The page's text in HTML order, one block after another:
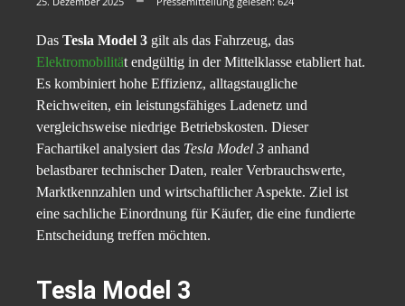
Das Tesla Model 3 gilt als das Fahrzeug, das
Elektromobilität endgültig in der Mittelklasse etabliert hat.
Es kombiniert hohe Effizienz, alltagstaugliche
Reichweiten, ein leistungsfähiges Ladenetz und
vergleichsweise niedrige Betriebskosten. Dieser
Fachartikel analysiert das Tesla Model 3 anhand
belastbarer technischer Daten, realer Verbrauchswerte,
Marktkennzahlen und wirtschaftlicher Aspekte. Ziel ist
eine sachliche Einordnung für Käufer, die eine fundierte
Entscheidung treffen möchten.
Tesla Model 3